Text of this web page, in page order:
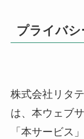
プライバ
株式会社リタ
は、本ウェブ
「本サービス